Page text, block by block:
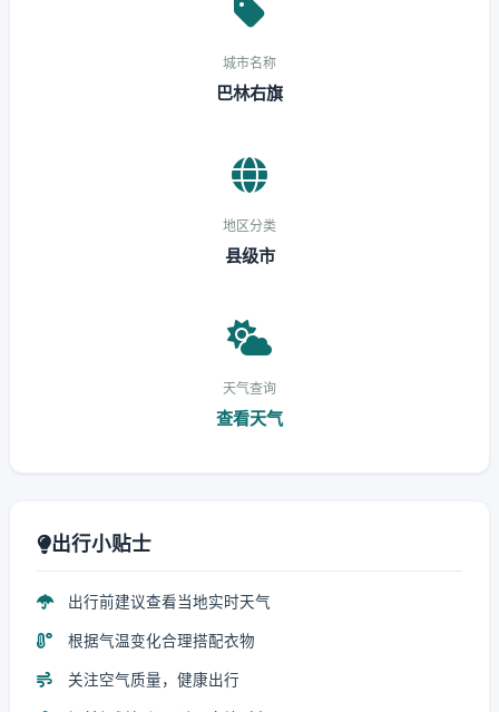
城市名称
巴林右旗
地区分类
县级市
天气查询
查看天气
出行小贴士
出行前建议查看当地实时天气
根据气温变化合理搭配衣物
关注空气质量，健康出行